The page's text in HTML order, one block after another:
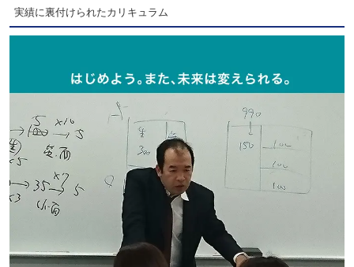
実績に裏付けられたカリキュラム